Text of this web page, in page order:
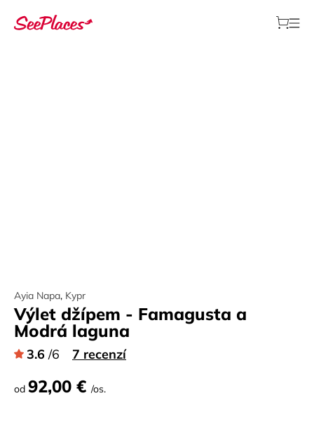
Ayia Napa, Kypr
Výlet džípem - Famagusta a
Modrá laguna
3.6 /6 7 recenzí
od 92,00 € /os.